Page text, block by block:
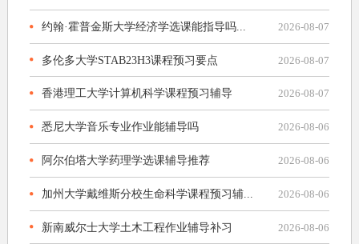
约翰·霍普金斯大学经济学选课能指导吗... 2026-08-07
多伦多大学STAB23H3课程预习要点 2026-08-07
香港理工大学计算机科学课程预习辅导 2026-08-07
悉尼大学音乐专业作业能辅导吗 2026-08-06
阿尔伯塔大学药理学选课辅导推荐 2026-08-06
加州大学戴维斯分校生命科学课程预习辅... 2026-08-06
新南威尔士大学土木工程作业辅导补习 2026-08-06